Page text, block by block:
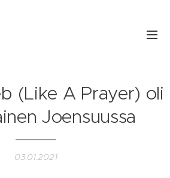
(Like A Prayer) oli
Joensuussa
03.01.2021